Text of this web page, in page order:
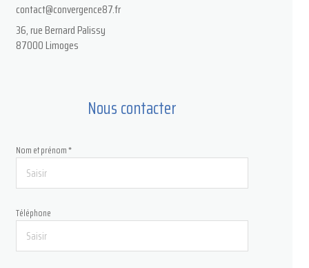
contact@convergence87.fr
36, rue Bernard Palissy
87000 Limoges
Nous contacter
Nom et prénom *
Téléphone